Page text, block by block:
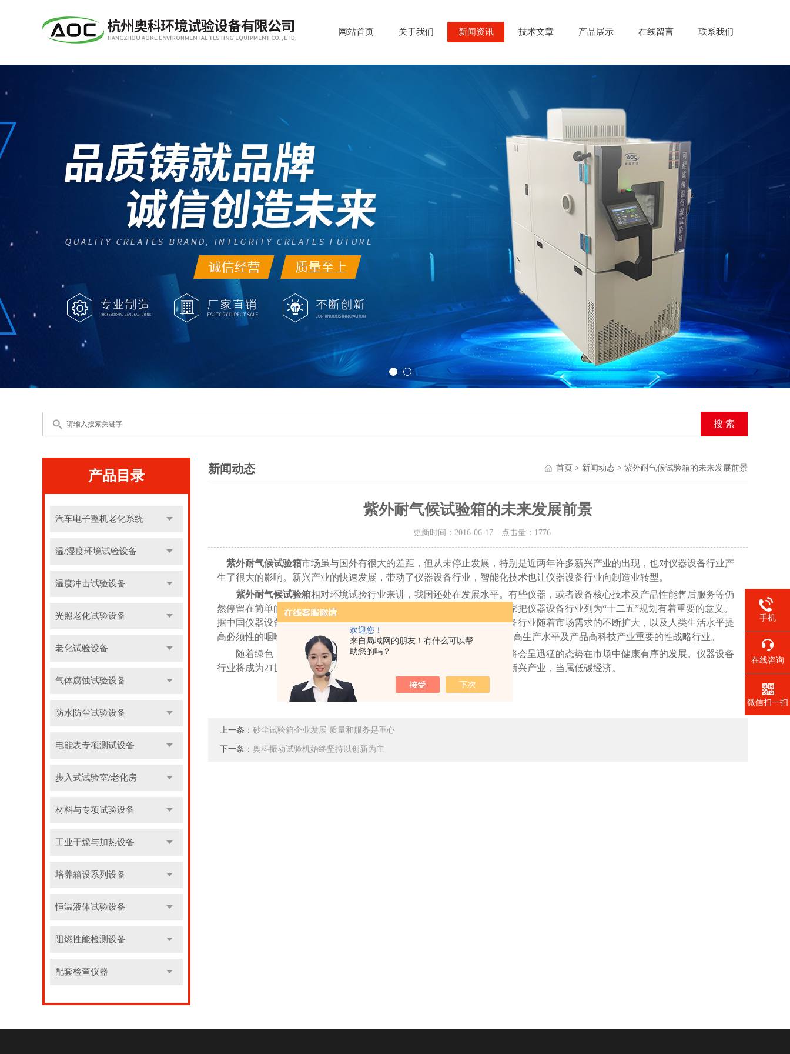
欢迎您！
来自局域网的朋友！有什么可以帮
助您的吗？
网站首页 关于我们 新闻资讯 技术文章 产品展示 在线留言 联系我们
产品目录
汽车电子整机老化系统
温/湿度环境试验设备
温度冲击试验设备
光照老化试验设备
老化试验设备
气体腐蚀试验设备
防水防尘试验设备
电能表专项测试设备
步入式试验室/老化房
材料与专项试验设备
工业干燥与加热设备
培养箱设系列设备
恒温液体试验设备
阻燃性能检测设备
配套检查仪器
新闻动态 首页 > 新闻动态 > 紫外耐气候试验箱的未来发展前景
紫外耐气候试验箱的未来发展前景
更新时间：2016-06-17 点击量： 1776
紫外耐气候试验箱市场虽与国外有很大的差距，但从未停止发展，特别是近两年许多新兴产业的出现，也对仪器设备行业产
生了很大的影响。新兴产业的快速发展，带动了仪器设备行业，智能化技术也让仪器设备行业向制造业转型。
紫外耐气候试验箱相对环境试验行业来讲，我国还处在发展水平。有些仪器，或者设备核心技术及产品性能售后服务等仍
然停留在简单的生产制造环节。远远滞后于其他发达国家水平。所以国家把仪器设备行业列为“十二五”规划有着重要的意义。
据中国仪器设备行业协会及中国仪器设备学会的有关领导透漏，仪器设备行业随着市场需求的不断扩大，以及人类生活水平提
高必须性的咽喉*发展的战略性意义，已经成为社会各个国家环保争相提高生产水平及产品高科技产业重要的性战略行业。
随着绿色，环保，新能源等化标准的提高。紫外耐气候试验箱行业将会呈迅猛的态势在市场中健康有序的发展。仪器设备
行业将成为21世纪后又一个朝阳产业。对仪器设备行业产生较大影响的新兴产业，当属低碳经济。
上一条： 砂尘试验箱企业发展 质量和服务是重心
下一条： 奥科振动试验机始终坚持以创新为主
手机
在线咨询
微信扫一扫